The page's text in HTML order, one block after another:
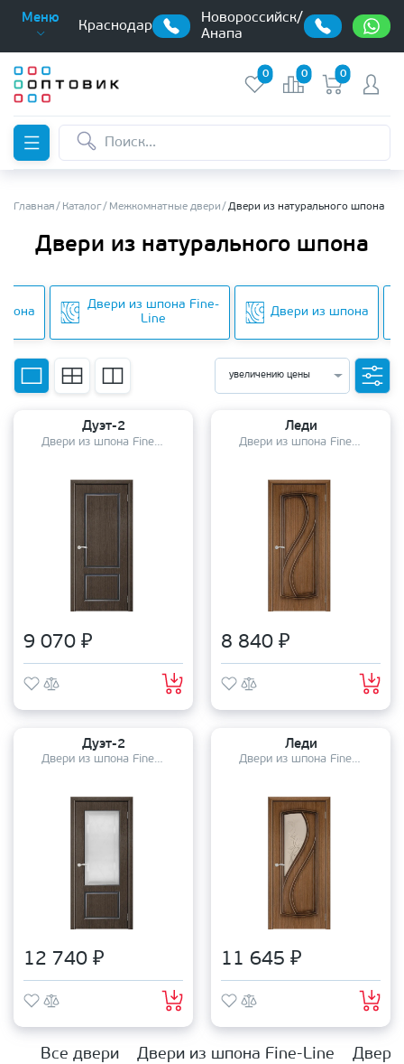
Меню
Краснодар
Новороссийск/
Анапа
0 0 0
Главная Каталог Межкомнатные двери Двери из натурального шпона
Двери из натурального шпона
Двери из шпона Fine-
Line
Двери из шпона
увеличению цены
Дуэт-2
Двери из шпона Fine-Line
9 070 ₽
Леди
Двери из шпона Fine-Line
8 840 ₽
Дуэт-2
Двери из шпона Fine-Line
12 740 ₽
Леди
Двери из шпона Fine-Line
11 645 ₽
Все двери Двери из шпона Fine-Line Двери